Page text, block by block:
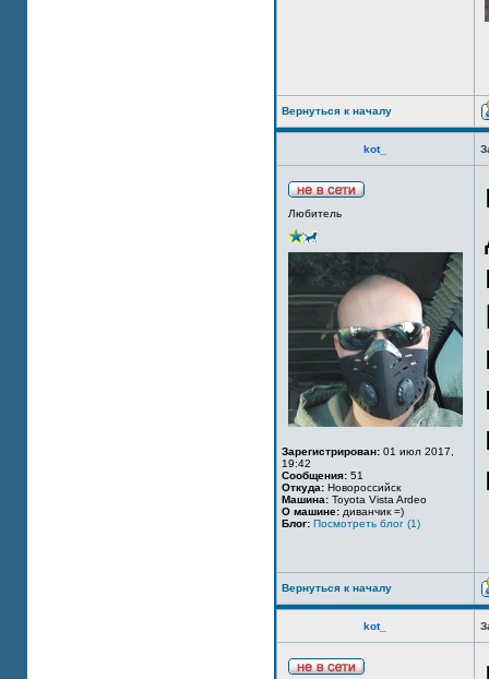
Вернуться к началу
kot_
Любитель
Зарегистрирован: 01 июл 2017,
19:42
Сообщения: 51
Откуда: Новороссийск
Машина: Toyota Vista Ardeo
О машине: диванчик =)
Блог: Посмотреть блог (1)
Вернуться к началу
kot_